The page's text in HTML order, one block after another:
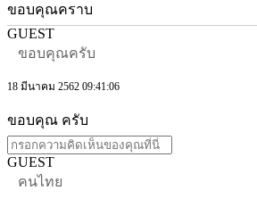
ขอบคุณคราบ
GUEST
ขอบคุณครับ
18 มีนาคม 2562 09:41:06
ขอบคุณ ครับ
GUEST
คนไทย